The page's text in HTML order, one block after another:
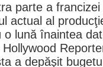
parte a
actual al
o lună înaintea
a depăşit